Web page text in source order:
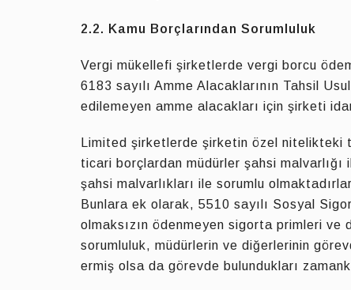
2.2. Kamu Borçlarından Sorumluluk
Vergi mükellefi şirketlerde vergi borcu
6183 sayılı Amme Alacaklarının Tahsil
edilemeyen amme alacakları için şirketi
Limited şirketlerde şirketin özel nitelikteki
ticari borçlardan müdürler şahsi
şahsi malvarlıkları ile sorumlu
Bunlara ek olarak, 5510 sayılı Sosyal
olmaksızın ödenmeyen sigorta primleri
sorumluluk, müdürlerin ve diğerlerinin
ermiş olsa da görevde bulundukları